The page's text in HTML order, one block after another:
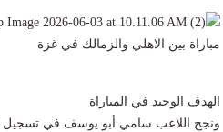
مباراة بين الاهلي والزمالك في غزة
الهدف الوحيد في المباراة
ونجح اللاعب سامي أبو يوسف في تسجيل